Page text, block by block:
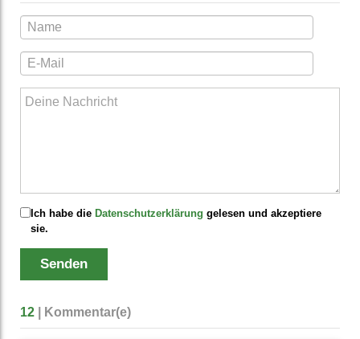
Ich habe die Datenschutzerklärung gelesen und akzeptiere
sie.
Senden
12 | Kommentar(e)